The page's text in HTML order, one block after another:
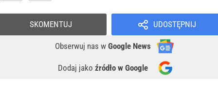
UDOSTĘPNIJ
Obserwuj nas w Google News
Dodaj jako źródło w Google
SKOMENTUJ